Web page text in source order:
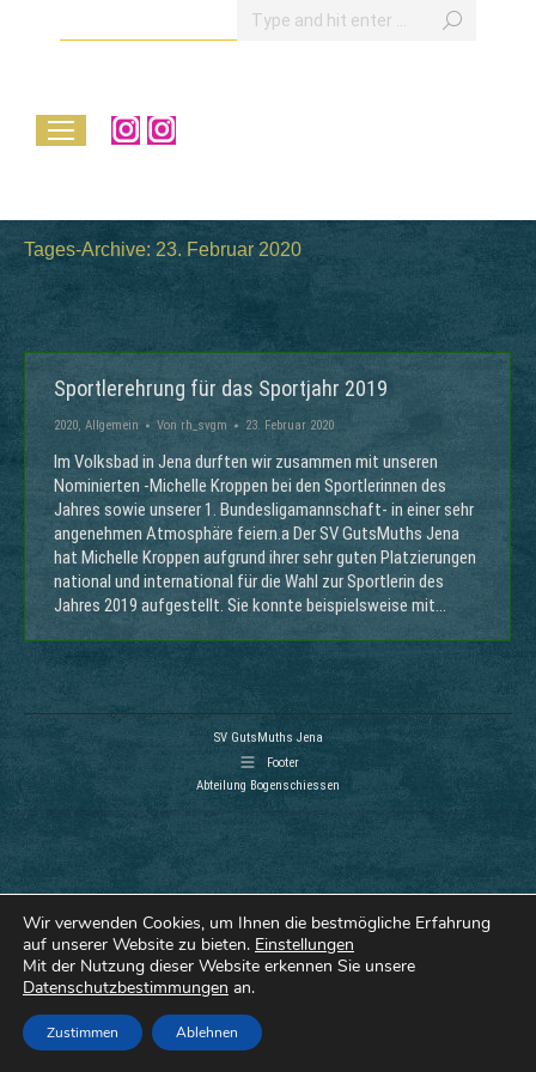
Search:
Instagram
new
Instagram
in
window
Tages-Archive: 23. Februar 2020
Sportlerehrung für das Sportjahr 2019
2020, Allgemein Von rh_svgm 23. Februar 2020
Im Volksbad in Jena durften wir zusammen mit unseren
Nominierten -Michelle Kroppen bei den Sportlerinnen des
Jahres sowie unserer 1. Bundesligamannschaft- in einer sehr
angenehmen Atmosphäre feiern.a Der SV GutsMuths Jena
hat Michelle Kroppen aufgrund ihrer sehr guten Platzierungen
national und international für die Wahl zur Sportlerin des
Jahres 2019 aufgestellt. Sie konnte beispielsweise mit…
SV GutsMuths Jena
Footer
Abteilung Bogenschiessen
Wir verwenden Cookies, um Ihnen die bestmögliche Erfahrung
auf unserer Website zu bieten. Einstellungen
Mit der Nutzung dieser Website erkennen Sie unsere
Datenschutzbestimmungen an.
Zustimmen Ablehnen